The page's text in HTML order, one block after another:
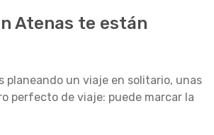
Atenas te están
planeando un viaje en solitario, unas
perfecto de viaje: puede marcar la